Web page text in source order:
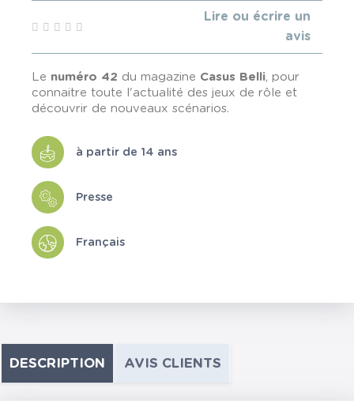
Lire ou écrire un
avis
Le numéro 42 du magazine Casus Belli, pour
connaitre toute l'actualité des jeux de rôle et
découvrir de nouveaux scénarios.
à partir de 14 ans
Presse
Français
DESCRIPTION AVIS CLIENTS